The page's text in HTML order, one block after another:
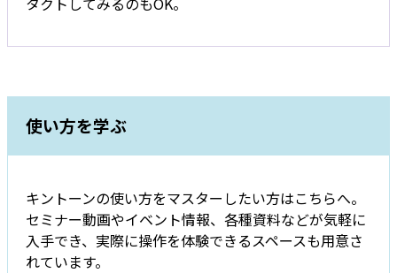
使い方を学ぶ
キントーンの使い方をマスターしたい方はこちらへ。
セミナー動画やイベント情報、各種資料などが気軽に
入手でき、実際に操作を体験できるスペースも用意さ
れています。